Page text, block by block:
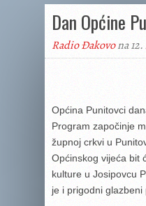
Dan Općine
Radio Đakovona
Općina Punitovci
Program započinje
župnoj crkvi u
Općinskog vijeća bit
kulture u Josipovcu
je i prigodni glazbeni